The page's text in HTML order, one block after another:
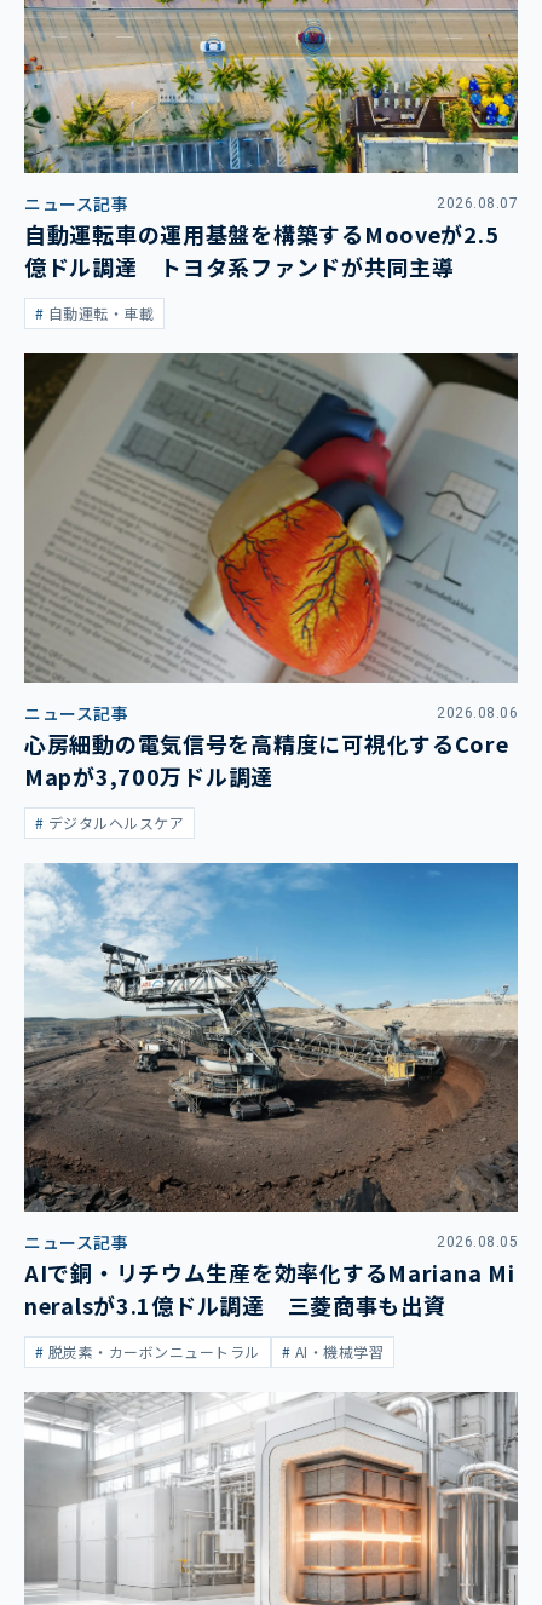
ニュース記事 2026.08.07
自動運転車の運用基盤を構築するMooveが2.5
億ドル調達 トヨタ系ファンドが共同主導
自動運転・車載
ニュース記事 2026.08.06
心房細動の電気信号を高精度に可視化するCore
Mapが3,700万ドル調達
デジタルヘルスケア
ニュース記事 2026.08.05
AIで銅・リチウム生産を効率化するMariana Mi
neralsが3.1億ドル調達 三菱商事も出資
脱炭素・カーボンニュートラル AI・機械学習